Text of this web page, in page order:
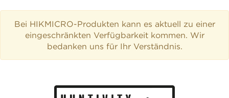
Bei HIKMICRO-Produkten kann es aktuell zu einer
eingeschränkten Verfügbarkeit kommen. Wir
bedanken uns für Ihr Verständnis.